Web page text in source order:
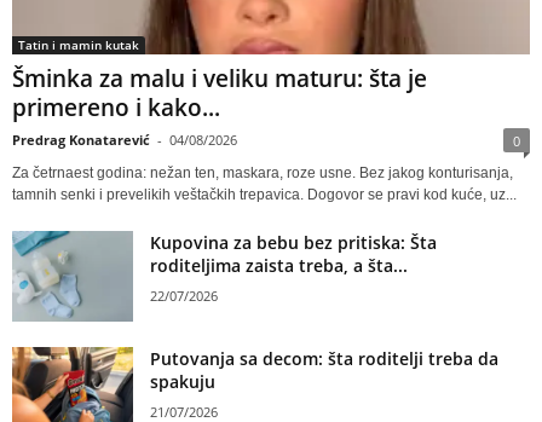
Tatin i mamin kutak
Šminka za malu i veliku maturu: šta je
primereno i kako...
Predrag Konatarević - 04/08/2026 0
Za četrnaest godina: nežan ten, maskara, roze usne. Bez jakog konturisanja,
tamnih senki i prevelikih veštačkih trepavica. Dogovor se pravi kod kuće, uz...
Kupovina za bebu bez pritiska: Šta
roditeljima zaista treba, a šta...
22/07/2026
Putovanja sa decom: šta roditelji treba da
spakuju
21/07/2026